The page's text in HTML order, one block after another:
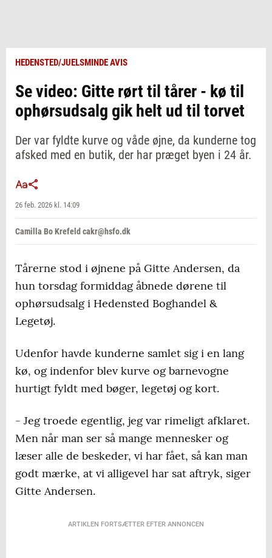
HEDENSTED/JUELSMINDE AVIS
Se video: Gitte rørt til tårer - kø til
ophørsudsalg gik helt ud til torvet
Der var fyldte kurve og våde øjne, da kunderne tog
afsked med en butik, der har præget byen i 24 år.
26 feb. 2026 kl. 14:09
Camilla Bo Krefeld cakr@hsfo.dk
Tårerne stod i øjnene på Gitte Andersen, da
hun torsdag formiddag åbnede dørene til
ophørsudsalg i Hedensted Boghandel &
Legetøj.
Udenfor havde kunderne samlet sig i en lang
kø, og indenfor blev kurve og barnevogne
hurtigt fyldt med bøger, legetøj og kort.
- Jeg troede egentlig, jeg var rimeligt afklaret.
Men når man ser så mange mennesker og
læser alle de beskeder, vi har fået, så kan man
godt mærke, at vi alligevel har sat aftryk, siger
Gitte Andersen.
ARTIKLEN FORTSÆTTER EFTER ANNONCEN